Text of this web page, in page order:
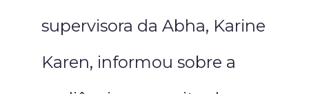
supervisora da Abha, Karine
Karen, informou sobre a